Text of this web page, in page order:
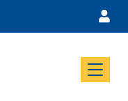
Menu